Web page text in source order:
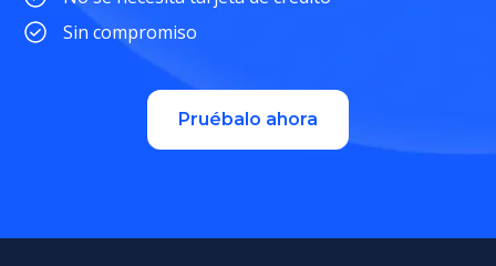
Sin compromiso
Pruébalo ahora